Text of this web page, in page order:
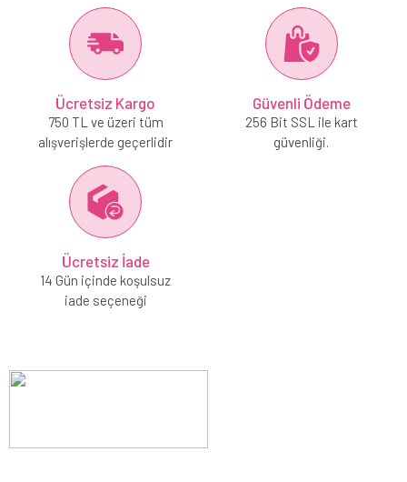
Ücretsiz Kargo
750 TL ve üzeri tüm
alışverişlerde geçerlidir
Güvenli Ödeme
256 Bit SSL ile kart
güvenliği.
Ücretsiz İade
14 Gün içinde koşulsuz
iade seçeneği